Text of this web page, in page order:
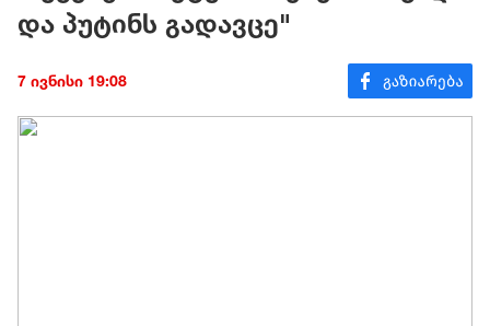
და პუტინს გადავცე"
7 ივნისი 19:08